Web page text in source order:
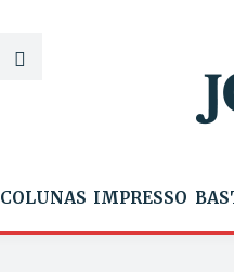
COLUNAS IMPRESSO